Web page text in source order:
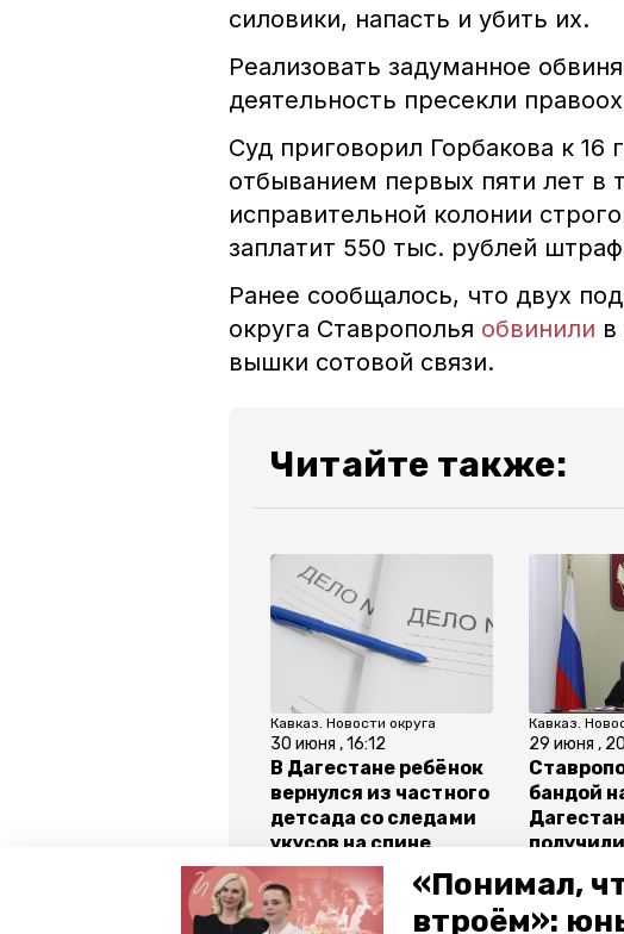
«Понимал,
втроём»:
силовики, напасть и убить их.
Реализовать задуманное
деятельность пресекли
Суд приговорил Горбакова к
отбыванием первых пяти лет в
исправительной колонии
заплатит 550 тыс. рублей
Ранее сообщалось, что двух
округа Ставрополья обвинили
вышки сотовой связи.
Читайте также:
Кавказ. Новости округа
30 июня , 16:12
В Дагестане ребёнок
вернулся из частного
детсада со следами
укусов на спине
Кавказ.
29 июня ,
бандой